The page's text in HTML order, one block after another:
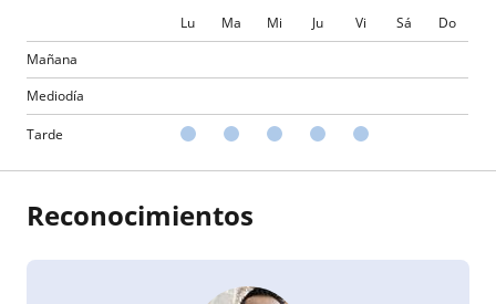
Lu Ma Mi Ju Vi Sá
Do
Mañana
Mediodía
Tarde
Reconocimientos